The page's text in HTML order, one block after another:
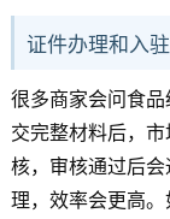
证件办理和入
很多商家会问食
交完整材料后，
核，审核通过后
理，效率会更高